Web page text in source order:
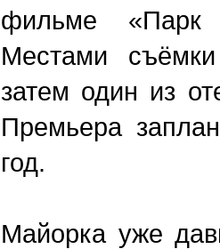
фильме «Парк
Местами
затем один из
Премьера
год.
Майорка уже